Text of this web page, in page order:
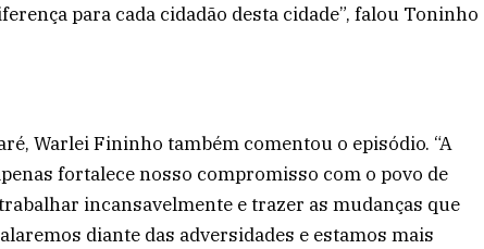
para cada cidadão desta cidade”, falou Toninho
Warlei Fininho também comentou o episódio. “A
fortalece nosso compromisso com o povo de
incansavelmente e trazer as mudanças que
diante das adversidades e estamos mais